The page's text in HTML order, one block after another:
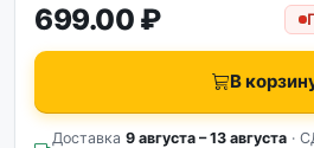
699.00 ₽
В
Доставка 9 августа – 13 августа ·